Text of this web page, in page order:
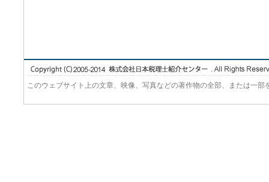
このウェブサイト上の文章、映像、写真などの著作物の全部、または一